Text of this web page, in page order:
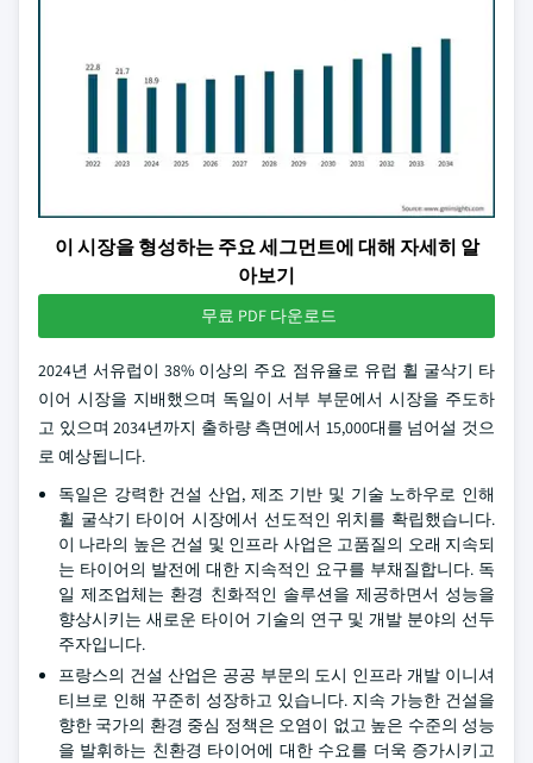
이 시장을 형성하는 주요 세그먼트에 대해 자세히 알
아보기
무료 PDF 다운로드
2024년 서유럽이 38% 이상의 주요 점유율로 유럽 휠 굴삭기 타
이어 시장을 지배했으며 독일이 서부 부문에서 시장을 주도하
고 있으며 2034년까지 출하량 측면에서 15,000대를 넘어설 것으
로 예상됩니다.
독일은 강력한 건설 산업, 제조 기반 및 기술 노하우로 인해
휠 굴삭기 타이어 시장에서 선도적인 위치를 확립했습니다.
이 나라의 높은 건설 및 인프라 사업은 고품질의 오래 지속되
는 타이어의 발전에 대한 지속적인 요구를 부채질합니다. 독
일 제조업체는 환경 친화적인 솔루션을 제공하면서 성능을
향상시키는 새로운 타이어 기술의 연구 및 개발 분야의 선두
주자입니다.
프랑스의 건설 산업은 공공 부문의 도시 인프라 개발 이니셔
티브로 인해 꾸준히 성장하고 있습니다. 지속 가능한 건설을
향한 국가의 환경 중심 정책은 오염이 없고 높은 수준의 성능
을 발휘하는 친환경 타이어에 대한 수요를 더욱 증가시키고